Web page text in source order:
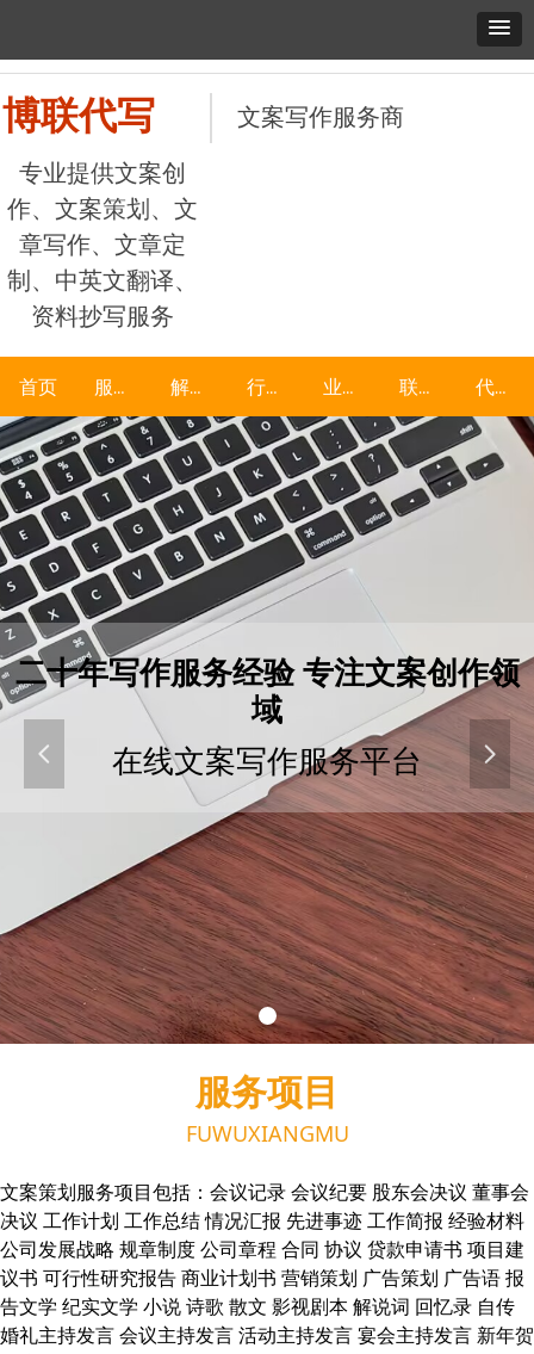
二十年写作服务经验 专注文案创作领
域
在线文案写作服务平台
넳 넲
首页 服务项目 解决方案 行业资讯 业务分类 联系我们 代抄网
专业提供文案创
作、文案策划、文
章写作、文章定
制、中英文翻译、
资料抄写服务
文案写作服务商
博联代写
服务项目
FUWUXIANGMU
文案策划服务项目包括：会议记录 会议纪要 股东会决议 董事会
决议 工作计划 工作总结 情况汇报 先进事迹 工作简报 经验材料
公司发展战略 规章制度 公司章程 合同 协议 贷款申请书 项目建
议书 可行性研究报告 商业计划书 营销策划 广告策划 广告语 报
告文学 纪实文学 小说 诗歌 散文 影视剧本 解说词 回忆录 自传
婚礼主持发言 会议主持发言 活动主持发言 宴会主持发言 新年贺